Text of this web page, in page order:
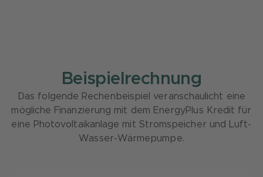
Beispielrechnung
Das folgende Rechenbeispiel veranschaulicht eine
mögliche Finanzierung mit dem EnergyPlus Kredit für
eine Photovoltaikanlage mit Stromspeicher und Luft-
Wasser-Wärmepumpe.